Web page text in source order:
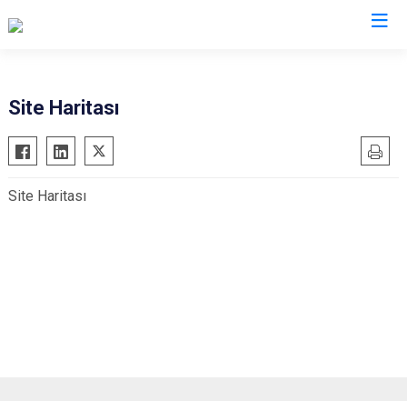
Beytüşşebap
Cizre
Güçlükonak
Site Haritası
Site Haritası